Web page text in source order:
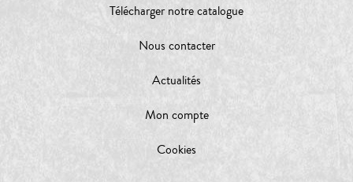
Télécharger notre catalogue
Nous contacter
Actualités
Mon compte
Cookies